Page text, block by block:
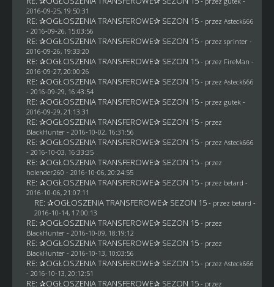
2016-09-25, 19:50:31
RE: ✰OGŁOSZENIA TRANSFEROWE✰ SEZON 15 - przez Asteck666
- 2016-09-26, 15:03:56
RE: ✰OGŁOSZENIA TRANSFEROWE✰ SEZON 15 - przez sprinter -
2016-09-26, 19:33:20
RE: ✰OGŁOSZENIA TRANSFEROWE✰ SEZON 15 - przez FireMan -
2016-09-27, 20:00:26
RE: ✰OGŁOSZENIA TRANSFEROWE✰ SEZON 15 - przez Asteck666
- 2016-09-29, 16:43:54
RE: ✰OGŁOSZENIA TRANSFEROWE✰ SEZON 15 - przez gutek -
2016-09-29, 21:13:31
RE: ✰OGŁOSZENIA TRANSFEROWE✰ SEZON 15 - przez
BlackHunter- 2016-10-02, 16:31:56
RE: ✰OGŁOSZENIA TRANSFEROWE✰ SEZON 15 - przez Asteck666
- 2016-10-03, 16:33:35
RE: ✰OGŁOSZENIA TRANSFEROWE✰ SEZON 15 - przez
holender260 - 2016-10-06, 20:24:55
RE: ✰OGŁOSZENIA TRANSFEROWE✰ SEZON 15 - przez betard -
2016-10-06, 21:07:11
RE: ✰OGŁOSZENIA TRANSFEROWE✰ SEZON 15 - przez betard -
2016-10-14, 17:00:13
RE: ✰OGŁOSZENIA TRANSFEROWE✰ SEZON 15 - przez
BlackHunter- 2016-10-09, 18:19:12
RE: ✰OGŁOSZENIA TRANSFEROWE✰ SEZON 15 - przez
BlackHunter- 2016-10-13, 10:03:56
RE: ✰OGŁOSZENIA TRANSFEROWE✰ SEZON 15 - przez Asteck666
- 2016-10-13, 20:12:51
RE: ✰OGŁOSZENIA TRANSFEROWE✰ SEZON 15 - przez